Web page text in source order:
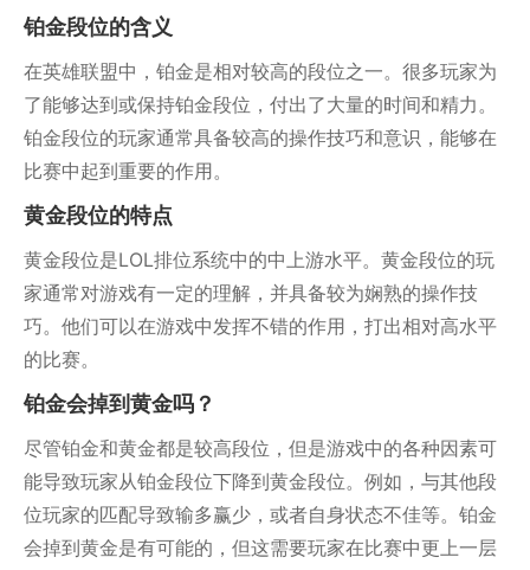
铂金段位的含义
在英雄联盟中，铂金是相对较高的段位之一。很多玩家为
了能够达到或保持铂金段位，付出了大量的时间和精力。
铂金段位的玩家通常具备较高的操作技巧和意识，能够在
比赛中起到重要的作用。
黄金段位的特点
黄金段位是LOL排位系统中的中上游水平。黄金段位的玩
家通常对游戏有一定的理解，并具备较为娴熟的操作技
巧。他们可以在游戏中发挥不错的作用，打出相对高水平
的比赛。
铂金会掉到黄金吗？
尽管铂金和黄金都是较高段位，但是游戏中的各种因素可
能导致玩家从铂金段位下降到黄金段位。例如，与其他段
位玩家的匹配导致输多赢少，或者自身状态不佳等。铂金
会掉到黄金是有可能的，但这需要玩家在比赛中更上一层